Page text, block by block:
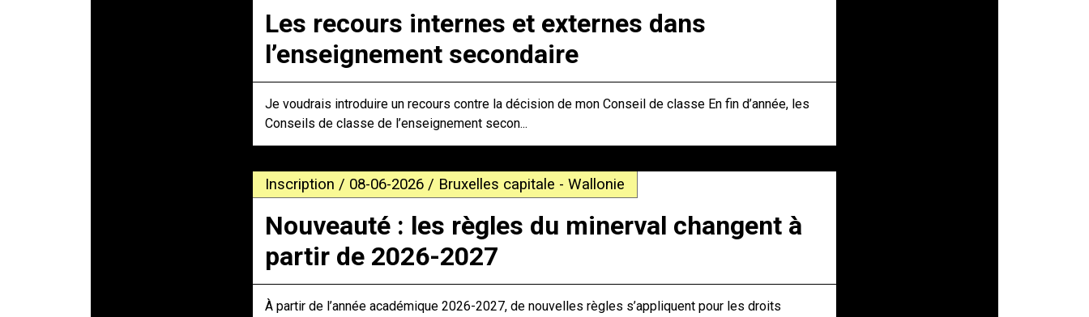
Les recours internes et externes dans
l’enseignement secondaire
Je voudrais introduire un recours contre la décision de mon Conseil de classe En fin d’année, les
Conseils de classe de l’enseignement secon...
Inscription / 08-06-2026 / Bruxelles capitale - Wallonie
Nouveauté : les règles du minerval changent à
partir de 2026-2027
À partir de l’année académique 2026-2027, de nouvelles règles s’appliquent pour les droits